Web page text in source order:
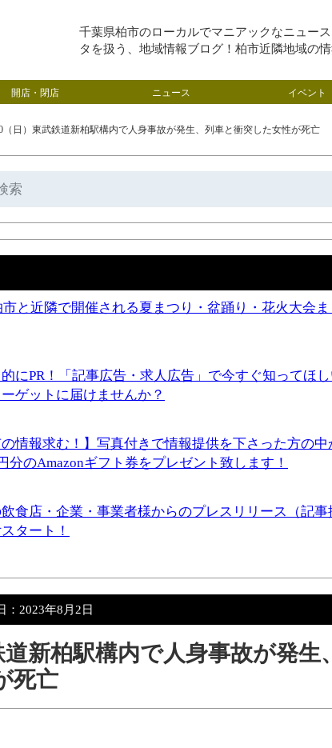
千葉県柏市のローカルでマニアックなニュー
タを扱う、地域情報ブログ！柏市近隣地域の情
開店・閉店 ニュース イベント
（日）東武鉄道新柏駅構内で人身事故が発生、列車と衝突した女性が死亡
市と近隣で開催される夏まつり・盆踊り・花火大会
にPR！「記事広告・求人広告」で今すぐ知ってほ
ゲットに届けませんか？
の情報求む！】写真付きで情報提供を下さった方の中
分のAmazonギフト券をプレゼント致します！
食店・企業・事業者様からのプレスリリース（記事
タート！
： 2023年8月2日
道新柏駅構内で人身事故が発生
死亡